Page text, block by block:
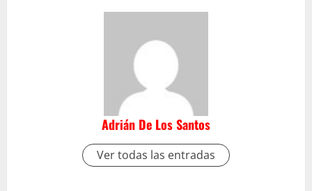
Adrián De Los Santos
Ver todas las entradas